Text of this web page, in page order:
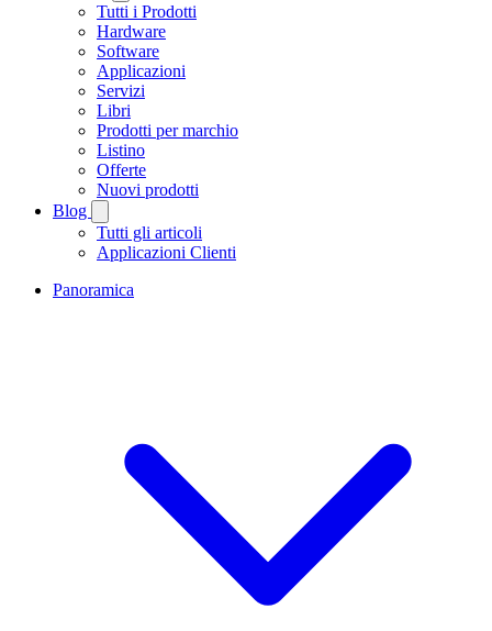
Tutti i Prodotti
Hardware
Software
Applicazioni
Servizi
Libri
Prodotti per marchio
Listino
Offerte
Nuovi prodotti
Blog
Tutti gli articoli
Applicazioni Clienti
Panoramica